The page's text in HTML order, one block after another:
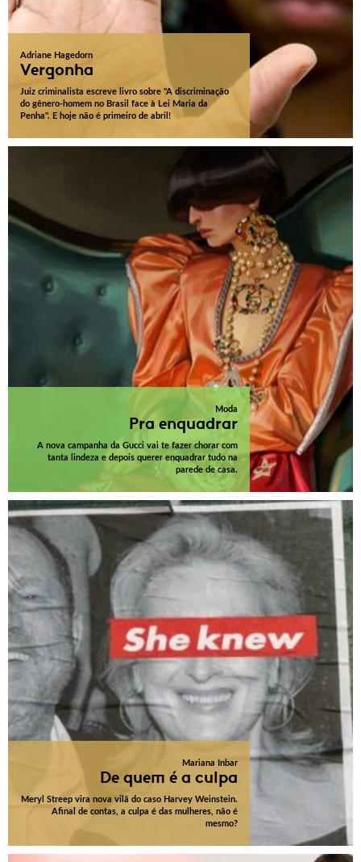
Adriane Hagedorn
Vergonha
Juiz criminalista escreve livro sobre "A discriminação
do gênero-homem no Brasil face à Lei Maria da
Penha". E hoje não é primeiro de abril!
Moda
Pra enquadrar
A nova campanha da Gucci vai te fazer chorar com
tanta lindeza e depois querer enquadrar tudo na
parede de casa.
Mariana Inbar
De quem é a culpa
Meryl Streep vira nova vilã do caso Harvey Weinstein.
Afinal de contas, a culpa é das mulheres, não é
mesmo?